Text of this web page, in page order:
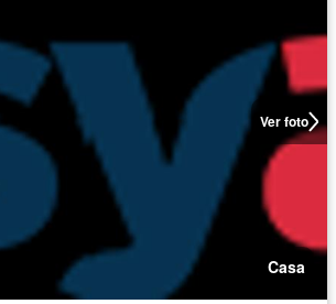
Ver foto
Casa